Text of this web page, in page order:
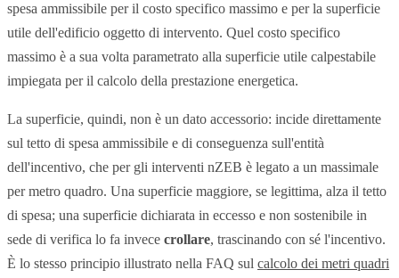
spesa ammissibile per il costo specifico massimo e per la superficie
utile dell'edificio oggetto di intervento. Quel costo specifico
massimo è a sua volta parametrato alla superficie utile calpestabile
impiegata per il calcolo della prestazione energetica.
La superficie, quindi, non è un dato accessorio: incide direttamente
sul tetto di spesa ammissibile e di conseguenza sull'entità
dell'incentivo, che per gli interventi nZEB è legato a un massimale
per metro quadro. Una superficie maggiore, se legittima, alza il tetto
di spesa; una superficie dichiarata in eccesso e non sostenibile in
sede di verifica lo fa invece crollare, trascinando con sé l'incentivo.
È lo stesso principio illustrato nella FAQ sul calcolo dei metri quadri